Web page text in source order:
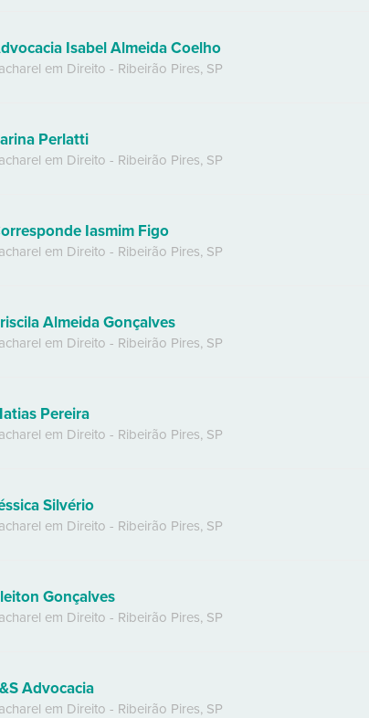
Isabel Almeida Coelho
em Direito - Ribeirão Pires, SP
Perlatti
em Direito - Ribeirão Pires, SP
Iasmim Figo
em Direito - Ribeirão Pires, SP
Almeida Gonçalves
em Direito - Ribeirão Pires, SP
Pereira
em Direito - Ribeirão Pires, SP
Silvério
em Direito - Ribeirão Pires, SP
Gonçalves
em Direito - Ribeirão Pires, SP
Advocacia
em Direito - Ribeirão Pires, SP